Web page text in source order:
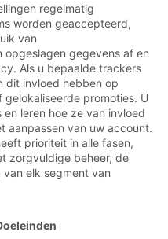
regelmatig
worden geaccepteerd,
van
opgeslagen gegevens af en
Als u bepaalde trackers
dit invloed hebben op
promoties. U
leren hoe ze van invloed
aanpassen van uw account.
prioriteit in alle fasen,
zorgvuldige beheer, de
elk segment van